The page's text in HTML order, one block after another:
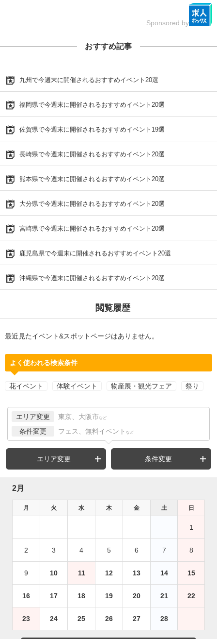
Sponsored by
おすすめ記事
九州で今週末に開催されるおすすめイベント20選
福岡県で今週末に開催されるおすすめイベント20選
佐賀県で今週末に開催されるおすすめイベント19選
長崎県で今週末に開催されるおすすめイベント20選
熊本県で今週末に開催されるおすすめイベント20選
大分県で今週末に開催されるおすすめイベント20選
宮崎県で今週末に開催されるおすすめイベント20選
鹿児島県で今週末に開催されるおすすめイベント20選
沖縄県で今週末に開催されるおすすめイベント20選
閲覧履歴
最近見たイベント&スポットページはありません。
よく使われる検索条件
花イベント 体験イベント 物産展・観光フェア 祭り
エリア変更 東京、大阪市 など
条件変更 フェス、無料イベント など
エリア変更 条件変更
2月
月 火 水 木 金 土 日
1
2 3 4 5 6 7 8
9 10 11 12 13 14 15
16 17 18 19 20 21 22
23 24 25 26 27 28